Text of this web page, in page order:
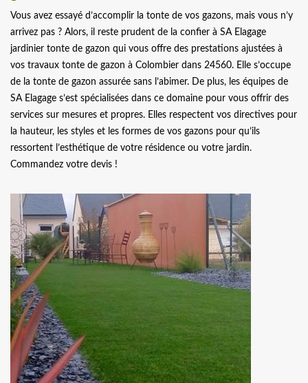
Vous avez essayé d’accomplir la tonte de vos gazons, mais vous n’y
arrivez pas ? Alors, il reste prudent de la confier à SA Elagage
jardinier tonte de gazon qui vous offre des prestations ajustées à
vos travaux tonte de gazon à Colombier dans 24560. Elle s’occupe
de la tonte de gazon assurée sans l’abimer. De plus, les équipes de
SA Elagage s’est spécialisées dans ce domaine pour vous offrir des
services sur mesures et propres. Elles respectent vos directives pour
la hauteur, les styles et les formes de vos gazons pour qu’ils
ressortent l’esthétique de votre résidence ou votre jardin.
Commandez votre devis !